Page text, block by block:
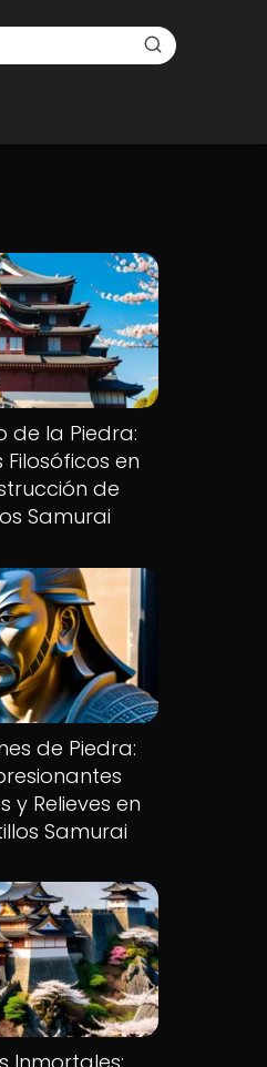
de la Piedra:
Filosóficos en
de
Samurai
de Piedra:
y Relieves en
Samurai